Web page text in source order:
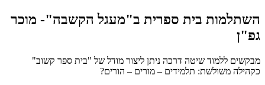
השתלמות בית ספרית ב"מעגל הקשבה"- מוכר
גפ"ן
מבקשים ללמוד שיטה דרכה ניתן ליצור מודל של "בית ספר קשוב"
כקהילה משולשת: תלמידים – מורים – הורים?